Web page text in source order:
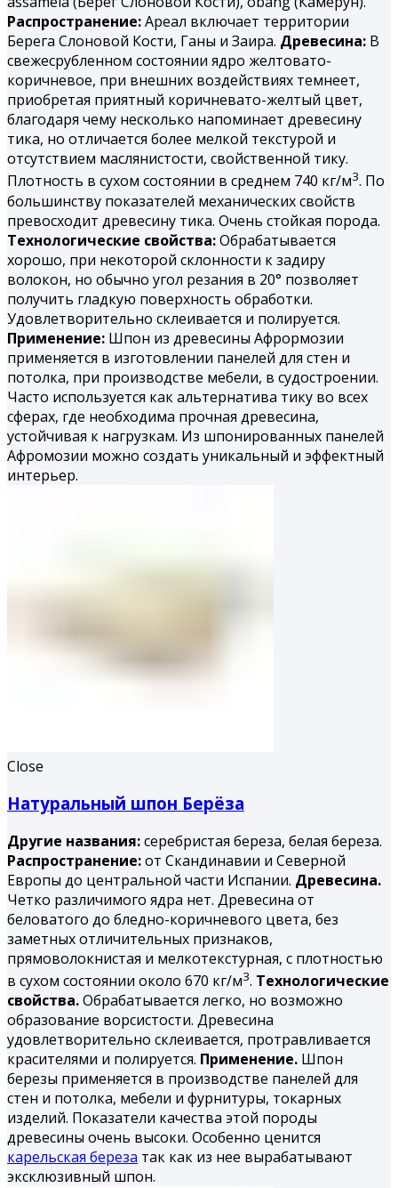
Распространение:Ареал включает территории
Берега Слоновой Кости, Ганы и Заира. Древесина: В
свежесрубленном состоянии ядро желтовато-
коричневое, при внешних воздействиях темнеет,
приобретая приятный коричневато-желтый цвет,
благодаря чему несколько напоминает древесину
тика, но отличается более мелкой текстурой и
отсутствием маслянистости, свойственной тику.
Плотность в сухом состоянии в среднем 740 кг/м3. По
большинству показателей механических свойств
превосходит древесину тика. Очень стойкая порода.
Технологические свойства:Обрабатывается
хорошо, при некоторой склонности к задиру
волокон, но обычно угол резания в 20° позволяет
получить гладкую поверхность обработки.
Удовлетворительно склеивается и полируется.
Применение: Шпон из древесины Афрормозии
применяется в изготовлении панелей для стен и
потолка, при производстве мебели, в судостроении.
Часто используется как альтернатива тику во всех
сферах, где необходима прочная древесина,
устойчивая к нагрузкам. Из шпонированных панелей
Афромозии можно создать уникальный и эффектный
интерьер.
Close
Натуральный шпон Берёза
Другие названия:серебристая береза, белая береза.
Распространение:от Скандинавии и Северной
Европы до центральной части Испании. Древесина.
Четко различимого ядра нет. Древесина от
беловатого до бледно-коричневого цвета, без
заметных отличительных признаков,
прямоволокнистая и мелкотекстурная, с плотностью
в сухом состоянии около 670 кг/м3. Технологические
свойства.Обрабатывается легко, но возможно
образование ворсистости. Древесина
удовлетворительно склеивается, протравливается
красителями и полируется. Применение. Шпон
березы применяется в производстве панелей для
стен и потолка, мебели и фурнитуры, токарных
изделий. Показатели качества этой породы
древесины очень высоки. Особенно ценится
карельская береза так как из нее вырабатывают
эксклюзивный шпон.